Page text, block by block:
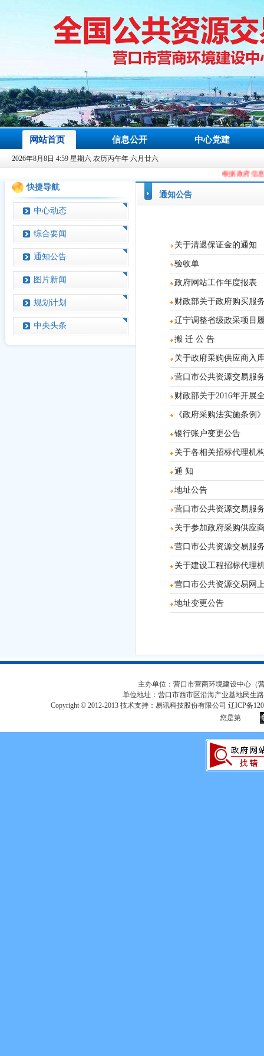
网站首页 信息公开 中心党建
2026年8月8日 4:59 星期六 农历丙午年 六月廿六
根据政府信息办规
快捷导航
中心动态
综合要闻
通知公告
图片新闻
规划计划
中央头条
通知公告
关于清退保证金的通知
验收单
政府网站工作年度报表
财政部关于政府购买服
辽宁调整省级政采项目
搬 迁 公 告
关于政府采购供应商入
营口市公共资源交易服
财政部关于2016年开展
《政府采购法实施条例
银行账户变更公告
关于各相关招标代理机
通 知
地址公告
营口市公共资源交易服
关于参加政府采购供应
营口市公共资源交易服
关于建设工程招标代理
营口市公共资源交易网
地址变更公告
主办单位：营口市营商环境建设中心（
单位地址：营口市西市区沿海产业基地民生
Copyright © 2012-2013 技术支持：易讯科技股份有限公司 辽ICP备
您是第